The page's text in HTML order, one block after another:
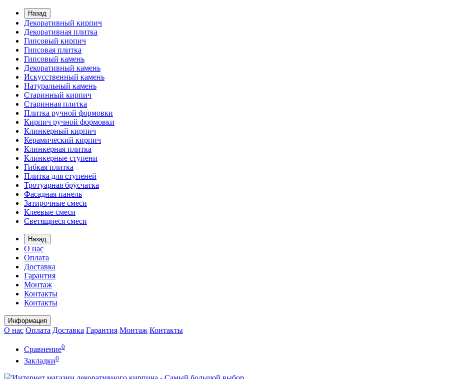
Назад
Декоративный кирпич
Декоративная плитка
Гипсовый кирпич
Гипсовая плитка
Гипсовый камень
Декоративный камень
Искусственный камень
Натуральный камень
Старинный кирпич
Старинная плитка
Плитка ручной формовки
Кирпич ручной формовки
Клинкерный кирпич
Керамический кирпич
Клинкерная плитка
Клинкерные ступени
Гибкая плитка
Плитка для ступеней
Тротуарная брусчатка
Фасадная панель
Затирочные смеси
Клеевые смеси
Светящиеся смеси
Назад
О нас
Оплата
Доставка
Гарантия
Монтаж
Контакты
Контакты
Информация
О нас Оплата Доставка Гарантия Монтаж Контакты
Сравнение0
Закладки0